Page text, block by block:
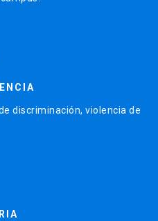
discriminación, violencia de